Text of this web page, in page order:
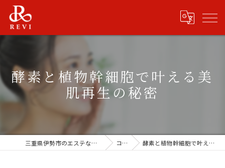
酵素と植物幹細胞で叶える美
肌再生の秘密
三重県伊勢市のエステならREVISHOP 伊勢店 コラム 酵素と植物幹細胞で叶える美肌再生の秘密